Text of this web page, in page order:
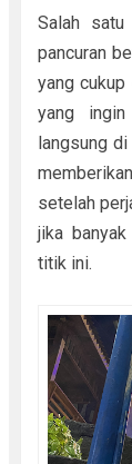
Salah
pancuran
yang
yang
langsung
setelah
jika
titik ini.